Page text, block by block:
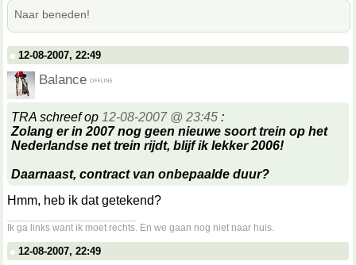
Naar beneden!
12-08-2007, 22:49
Balance
TRA schreef op 12-08-2007 @ 23:45 :
Zolang er in 2007 nog geen nieuwe soort trein op het
Nederlandse net trein rijdt, blijf ik lekker 2006!
Daarnaast, contract van onbepaalde duur?
Hmm, heb ik dat getekend?
Ik ga links want ik moet rechts. En we gaan nog niet naar huis.
12-08-2007, 22:49